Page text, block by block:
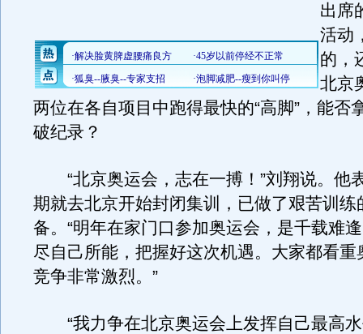
出席
活动
的，
北京
两位在各自项目中跑得最快的“高脚”，能否
破纪录？
“北京奥运会，志在一搏！”刘翔说。他
期就去北京开始封闭集训，已做了艰苦训练
备。“明年在家门口参加奥运会，是千载难
尽自己所能，把握好这次机遇。大家都看重
竞争非常激烈。”
“我力争在北京奥运会上发挥自己最高水